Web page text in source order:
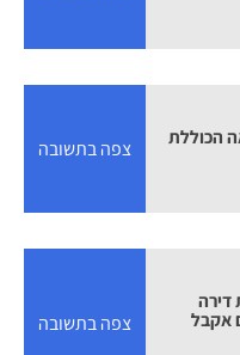
הכוללת
צפה בתשובה
דירה
של 1500? האם אקבל
צפה בתשובה